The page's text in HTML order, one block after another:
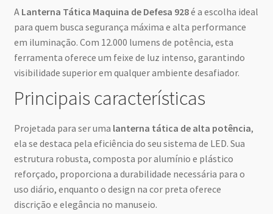
A Lanterna Tática Maquina de Defesa 928é a escolha ideal
para quem busca segurança máxima e alta performance
em iluminação. Com 12.000 lumens de potência, esta
ferramenta oferece um feixe de luz intenso, garantindo
visibilidade superior em qualquer ambiente desafiador.
Principais características
Projetada para ser uma lanterna tática de alta potência,
ela se destaca pela eficiência do seu sistema de LED. Sua
estrutura robusta, composta por alumínio e plástico
reforçado, proporciona a durabilidade necessária para o
uso diário, enquanto o design na cor preta oferece
discrição e elegância no manuseio.